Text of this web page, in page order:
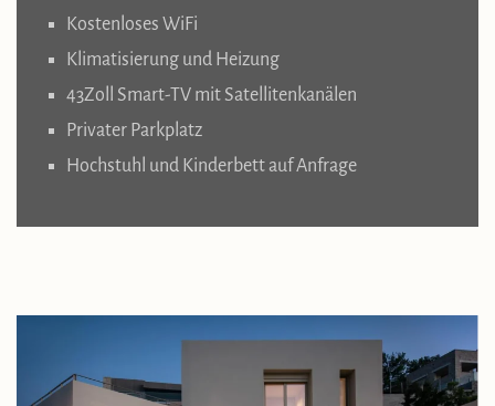
Kostenloses WiFi
Klimatisierung und Heizung
43Zoll Smart-TV mit Satellitenkanälen
Privater Parkplatz
Hochstuhl und Kinderbett auf Anfrage